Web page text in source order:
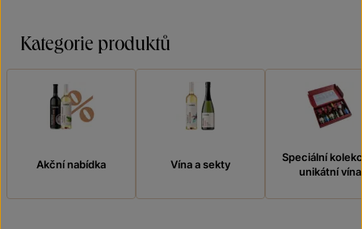
Kategorie produktů
Akční nabídka Vína a sekty
Speciální
unikátní vína